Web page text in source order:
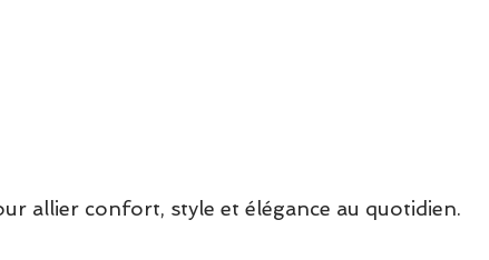
allier confort, style et élégance au quotidien.